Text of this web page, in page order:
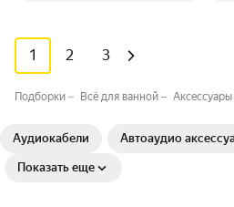
1 2 3
Подборки Всё для ванной⁣⁣
Аудиокабели Автоаудио
Показать еще